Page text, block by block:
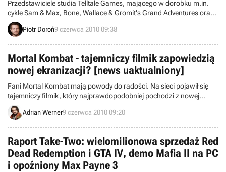
Przedstawiciele studia Telltale Games, mającego w dorobku m.in.
cykle Sam & Max, Bone, Wallace & Gromit's Grand Adventures oraz
Tales of Monkey Island, poinformowali na łamach lipcowego
numeru magazynu Game Informer o rozpoczęciu prac nad nową
Piotr Doroń9 czerwca 2010 09:38
Mortal Kombat - tajemniczy filmik zapowiedzią
nowej ekranizacji? [news uaktualniony]
Fani Mortal Kombat mają powody do radości. Na sieci pojawił się
tajemniczy filmik, który najprawdopodobniej pochodzi z nowej
ekranizacji popularnej niegdyś serii mordobić.
Adrian Werner9 czerwca 2010 09:20
Raport Take-Two: wielomilionowa sprzedaż Red
Dead Redemption i GTA IV, demo Mafia II na PC
i opoźniony Max Payne 3